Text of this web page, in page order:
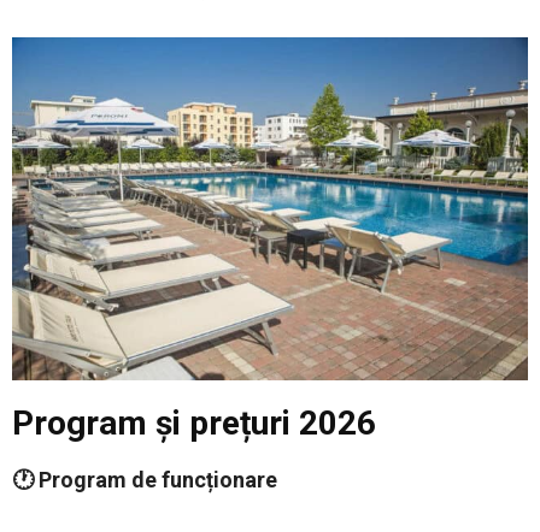
Program și prețuri 2026
🕐 Program de funcționare